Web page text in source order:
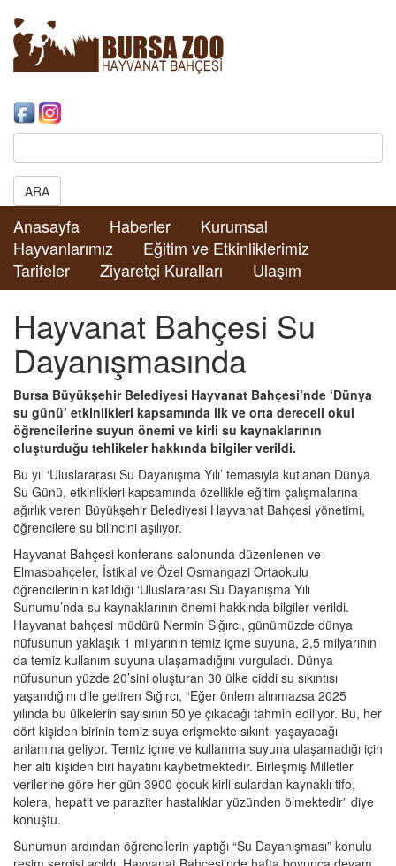
Search:
ARA
Anasayfa Haberler
Kurumsal
Hayvanlarımız
Eğitim ve Etkinliklerimiz
Tarifeler
Ziyaretçi Kuralları Ulaşım
Hayvanat Bahçesi Su
Dayanışmasında
Bursa Büyükşehir Belediyesi Hayvanat Bahçesi’nde ‘Dünya
su günü’ etkinlikleri kapsamında ilk ve orta dereceli okul
öğrencilerine suyun önemi ve kirli su kaynaklarının
oluşturduğu tehlikeler hakkında bilgiler verildi.
Bu yıl ‘Uluslararası Su Dayanışma Yılı’ temasıyla kutlanan Dünya
Su Günü, etkinlikleri kapsamında özellikle eğitim çalışmalarına
ağırlık veren Büyükşehir Belediyesi Hayvanat Bahçesi yönetimi,
öğrencilere su bilincini aşılıyor.
Hayvanat Bahçesi konferans salonunda düzenlenen ve
Elmasbahçeler, İstiklal ve Özel Osmangazi Ortaokulu
öğrencilerinin katıldığı ‘Uluslararası Su Dayanışma Yılı
Sunumu’nda su kaynaklarının önemi hakkında bilgiler verildi.
Hayvanat bahçesi müdürü Nermin Sığırcı, günümüzde dünya
nüfusunun yaklaşık 1 milyarının temiz içme suyuna, 2,5 milyarının
da temiz kullanım suyuna ulaşamadığını vurguladı. Dünya
nüfusunun yüzde 20’sini oluşturan 30 ülke ciddi su sıkıntısı
yaşandığını dile getiren Sığırcı, “Eğer önlem alınmazsa 2025
yılında bu ülkelerin sayısının 50’ye çıkacağı tahmin ediliyor. Bu, her
dört kişiden birinin temiz suya erişmekte sıkıntı yaşayacağı
anlamına geliyor. Temiz içme ve kullanma suyuna ulaşamadığı için
her altı kişiden biri hayatını kaybetmektedir. Birleşmiş Milletler
verilerine göre her gün 3900 çocuk kirli sulardan kaynaklı tifo,
kolera, hepatit ve paraziter hastalıklar yüzünden ölmektedir” diye
konuştu.
Sunumun ardından öğrencilerin yaptığı “Su Dayanışması” konulu